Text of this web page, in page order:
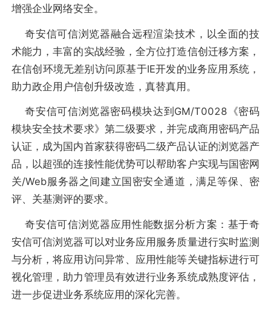
增强企业网络安全。
奇安信可信浏览器融合远程渲染技术，以全面的技
术能力，丰富的实战经验，全方位打造信创迁移方案，
在信创环境无差别访问原基于IE开发的业务应用系统，
助力政企用户信创升级改造，真替真用。
奇安信可信浏览器密码模块达到GM/T0028《密码
模块安全技术要求》第二级要求，并完成商用密码产品
认证，成为国内首家获得密码二级产品认证的浏览器产
品，以超强的连接性能优势可以帮助客户实现与国密网
关/Web服务器之间建立国密安全通道，满足等保、密
评、关基测评的要求。
奇安信可信浏览器应用性能数据分析方案：基于奇
安信可信浏览器可以对业务应用服务质量进行实时监测
与分析，将应用访问异常、应用性能等关键指标进行可
视化管理，助力管理员有效进行业务系统成熟度评估，
进一步促进业务系统应用的深化完善。